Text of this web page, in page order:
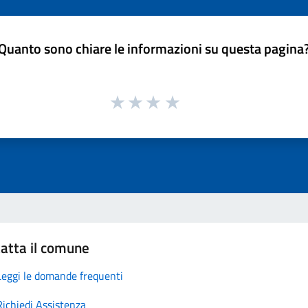
sono chiare le informazioni su questa
il comune
le domande frequenti
Assistenza